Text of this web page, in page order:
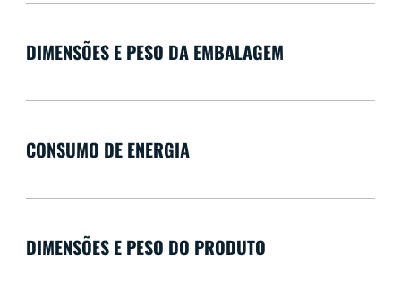
DIMENSÕES E PESO DA EMBALAGEM
CONSUMO DE ENERGIA
DIMENSÕES E PESO DO PRODUTO